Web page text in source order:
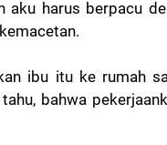
aku harus berpacu
ibu itu ke rumah
bahwa